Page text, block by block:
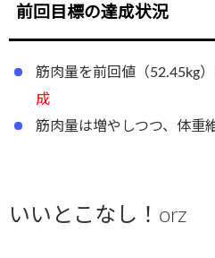
前回目標の達成状況
筋肉量を前回値（
成
筋肉量は増やしつつ、体
いいとこなし！orz